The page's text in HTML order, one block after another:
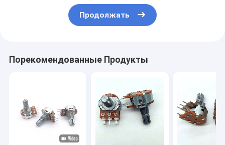
Продолжать
Порекомендованные Продукты